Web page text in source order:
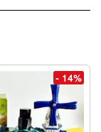
- 14%